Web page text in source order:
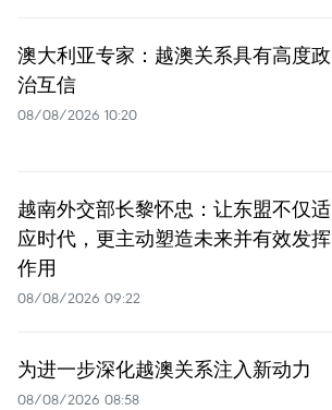
澳大利亚专家：越澳关系具有高度政
治互信
08/08/2026 10:20
越南外交部长黎怀忠：让东盟不仅适
应时代，更主动塑造未来并有效发挥
作用
08/08/2026 09:22
为进一步深化越澳关系注入新动力
08/08/2026 08:58